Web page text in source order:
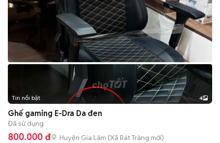
Tin nổi bật 4
Ghế gaming E-Dra Da đen
Đã sử dụng
800.000 đ Huyện Gia Lâm (Xã Bát Tràng mới)